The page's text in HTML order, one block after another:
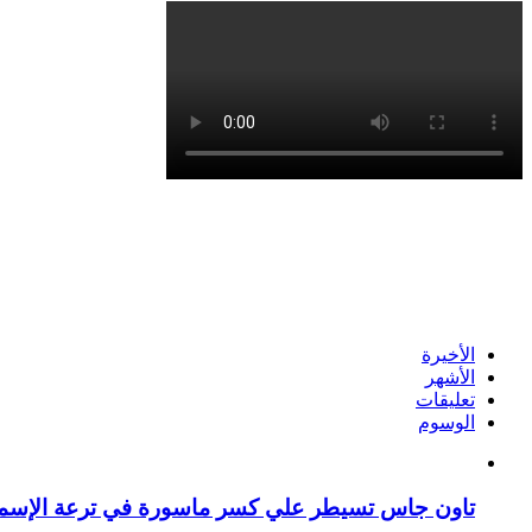
الأخيرة
الأشهر
تعليقات
الوسوم
تاون جاس تسيطر علي كسر ماسورة في ترعة